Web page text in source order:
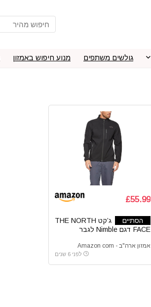
גולשים משתפים מנוע חיפוש באמזון
£55.99
הסתיים
ג’קט THE NORTH
FACE דגם Nimble לגבר
אמזון ארה"ב - Amazon com
לפני 6 שנים